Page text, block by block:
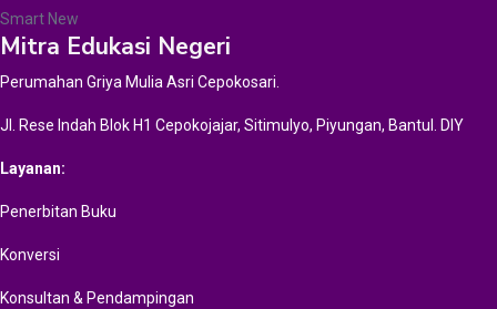
Mitra Edukasi Negeri
Perumahan Griya Mulia Asri Cepokosari.
Jl. Rese Indah Blok H1 Cepokojajar, Sitimulyo, Piyungan, Bantul. DIY
Layanan:
Penerbitan Buku
Konversi
Konsultan & Pendampingan